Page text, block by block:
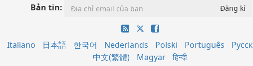
Bản tin:
Italiano 日本語 한국어 Nederlands Polski Português
中文(繁體)
Magyar हिन्दी